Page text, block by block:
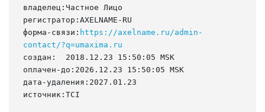
владелец:Частное Лицо
регистратор:AXELNAME-RU
форма-связи: https://axelname.ru/admin-
contact/?q=umaxima.ru
создан:  2018.12.23 15:50:05 MSK
оплачен-до:2026.12.23 15:50:05 MSK
дата-удаления:2027.01.23
источник:TCI